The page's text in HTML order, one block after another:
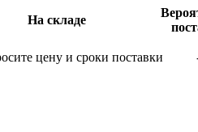
На складе